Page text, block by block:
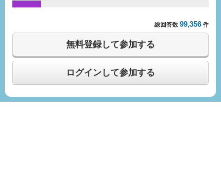
総回答数 99,356 件
無料登録して参加する
ログインして参加する